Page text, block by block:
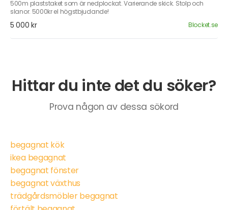
500m plaststaket som är nedplockat. Varierande skick. Stolp och
slanor. 5000kr el högstbjudande!
5 000 kr Blocket.se
Hittar du inte det du söker?
Prova någon av dessa sökord
begagnat kök
ikea begagnat
begagnat fönster
begagnat växthus
trädgårdsmöbler begagnat